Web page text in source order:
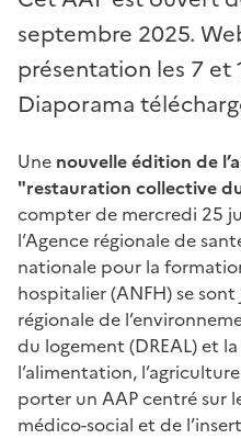
septembre 2025.
présentation les 7 et
Diaporama
Une nouvelle édition de
"restauration collective
compter de mercredi 25
l’Agence régionale de
nationale pour la
hospitalier (ANFH) se
régionale de
du logement (DREAL) et
l’alimentation,
porter un AAP centré sur
médico-social et de